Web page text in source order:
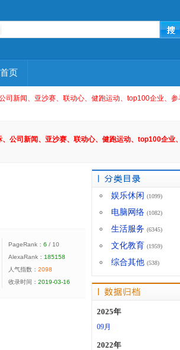
页
司新闻、亚沙赛、联动心、健跑运动、top100企业、参
公司新闻、亚沙赛、联动心、健跑运动、top100企业
PageRank： 6 / 10
AlexaRank： 185158
人气指数： 2098
收录时间： 2019-03-16
娱乐休闲 (1099)
电脑网络 (1082)
生活服务 (6345)
文化教育 (1959)
综合其他 (538)
2025年
09月
2022年